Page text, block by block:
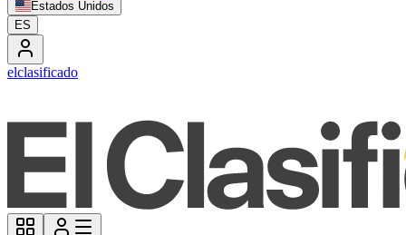
Estados Unidos
ES
elclasificado